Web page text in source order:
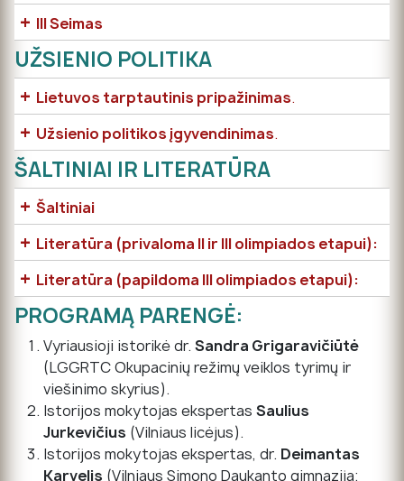
+ III Seimas
UŽSIENIO POLITIKA
+ Lietuvos tarptautinis pripažinimas.
+ Užsienio politikos įgyvendinimas.
ŠALTINIAI IR LITERATŪRA
+ Šaltiniai
+ Literatūra (privaloma II ir III olimpiados etapui):
+ Literatūra (papildoma III olimpiados etapui):
PROGRAMĄ PARENGĖ:
Vyriausioji istorikė dr. Sandra Grigaravičiūtė
(LGGRTC Okupacinių režimų veiklos tyrimų ir
viešinimo skyrius).
Istorijos mokytojas ekspertas Saulius
Jurkevičius (Vilniaus licėjus).
Istorijos mokytojas ekspertas, dr. Deimantas
Karvelis (Vilniaus Simono Daukanto gimnazija;